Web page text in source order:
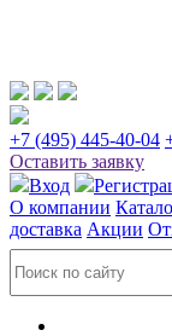
+7 (495) 445-40-04
Оставить заявку
Вход
О компании
доставка Акции